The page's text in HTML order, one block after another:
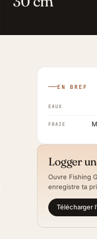
EN BREF
EAUX
FRAIE
Logger
Ouvre Fishing
enregistre ta
Télécharger